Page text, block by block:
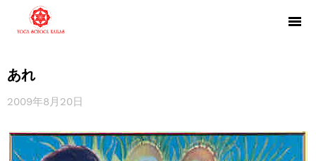
あれ
2009年8月20日